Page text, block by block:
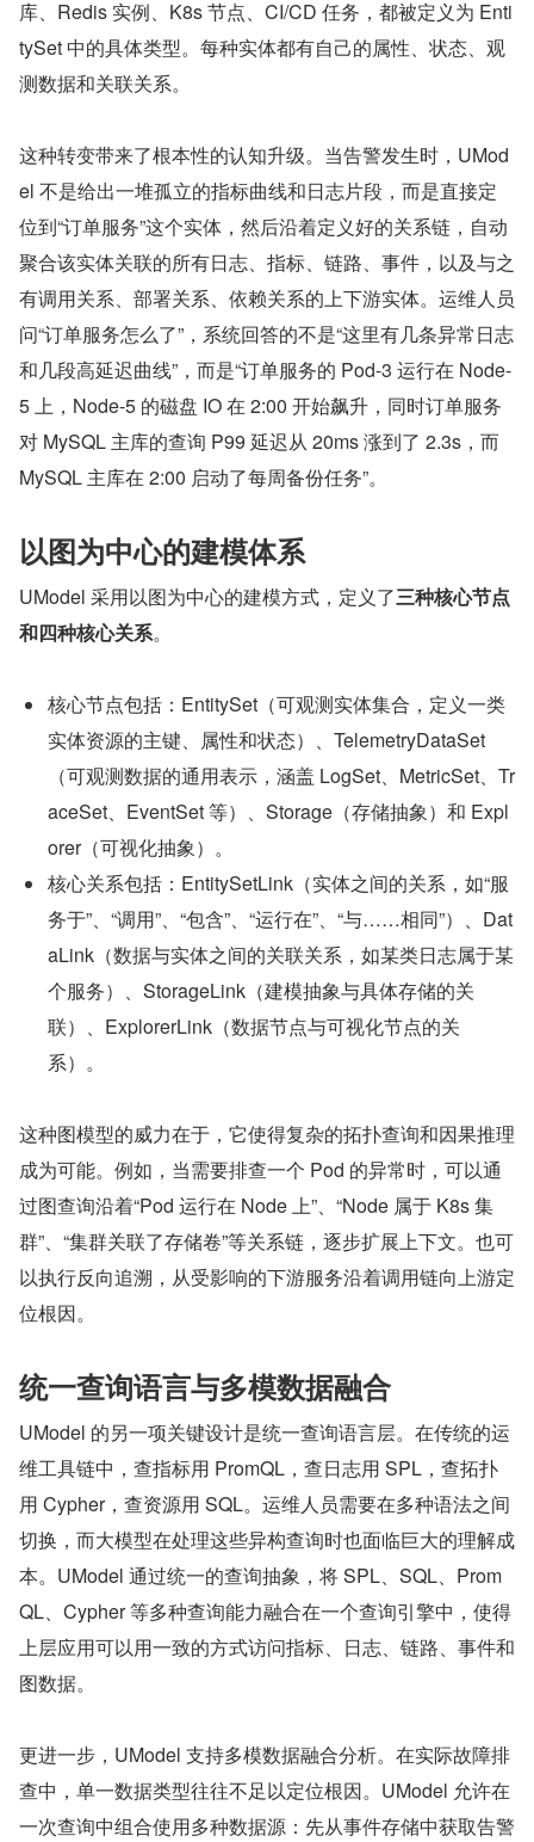
库、Redis 实例、K8s 节点、CI/CD 任务，都被定义为 Enti
tySet 中的具体类型。每种实体都有自己的属性、状态、观
测数据和关联关系。
这种转变带来了根本性的认知升级。当告警发生时，UMod
el 不是给出一堆孤立的指标曲线和日志片段，而是直接定
位到“订单服务”这个实体，然后沿着定义好的关系链，自动
聚合该实体关联的所有日志、指标、链路、事件，以及与之
有调用关系、部署关系、依赖关系的上下游实体。运维人员
问“订单服务怎么了”，系统回答的不是“这里有几条异常日志
和几段高延迟曲线”，而是“订单服务的 Pod-3 运行在 Node-
5 上，Node-5 的磁盘 IO 在 2:00 开始飙升，同时订单服务
对 MySQL 主库的查询 P99 延迟从 20ms 涨到了 2.3s，而
MySQL 主库在 2:00 启动了每周备份任务”。
以图为中心的建模体系
UModel 采用以图为中心的建模方式，定义了三种核心节点
和四种核心关系。
核心节点包括：EntitySet（可观测实体集合，定义一类
实体资源的主键、属性和状态）、TelemetryDataSet
（可观测数据的通用表示，涵盖 LogSet、MetricSet、Tr
aceSet、EventSet 等）、Storage（存储抽象）和 Expl
orer（可视化抽象）。
核心关系包括：EntitySetLink（实体之间的关系，如“服
务于”、“调用”、“包含”、“运行在”、“与……相同”）、Dat
aLink（数据与实体之间的关联关系，如某类日志属于某
个服务）、StorageLink（建模抽象与具体存储的关
联）、ExplorerLink（数据节点与可视化节点的关
系）。
这种图模型的威力在于，它使得复杂的拓扑查询和因果推理
成为可能。例如，当需要排查一个 Pod 的异常时，可以通
过图查询沿着“Pod 运行在 Node 上”、“Node 属于 K8s 集
群”、“集群关联了存储卷”等关系链，逐步扩展上下文。也可
以执行反向追溯，从受影响的下游服务沿着调用链向上游定
位根因。
统一查询语言与多模数据融合
UModel 的另一项关键设计是统一查询语言层。在传统的运
维工具链中，查指标用 PromQL，查日志用 SPL，查拓扑
用 Cypher，查资源用 SQL。运维人员需要在多种语法之间
切换，而大模型在处理这些异构查询时也面临巨大的理解成
本。UModel 通过统一的查询抽象，将 SPL、SQL、Prom
QL、Cypher 等多种查询能力融合在一个查询引擎中，使得
上层应用可以用一致的方式访问指标、日志、链路、事件和
图数据。
更进一步，UModel 支持多模数据融合分析。在实际故障排
查中，单一数据类型往往不足以定位根因。UModel 允许在
一次查询中组合使用多种数据源：先从事件存储中获取告警